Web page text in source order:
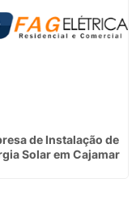
de Instalação de
Solar em Cajamar